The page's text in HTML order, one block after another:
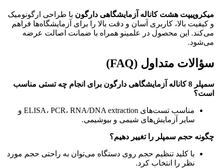
میکروپیپت هشت کاناله آزمایشگاهی دارگون با طراحی ارگونومیک
و کیفیت بالا، کاربری آسان و دقت بالا را برای آزمایشگاه‌ها فراهم
می‌کند. این محصول در علمینو همراه با ضمانت اصالت عرضه
می‌شود.
سؤالات متداول (FAQ)
سمپلر 8 کاناله آزمایشگاهی دارگون برای انجام چه تستی مناسب
است؟
مناسب تست‌های ELISA، PCR، RNA/DNA extraction و
سایر آزمایش‌های شیمی و بیوشیمی.
چگونه حجم سمپلر را تغییر دهیم؟
با کلید تنظیم حجم روی دستگاه می‌توان به راحتی حجم مورد
نظر را انتخاب کرد.